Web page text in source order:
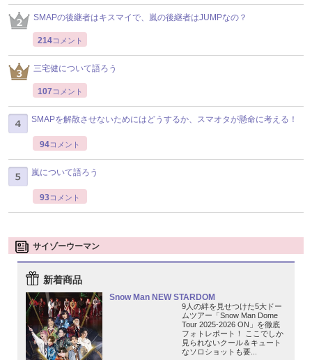
SMAPの後継者はキスマイで、嵐の後継者はJUMPなの？
214コメント
三宅健について語ろう
107 コメント
SMAPを解散させないためにはどうするか、スマオタが懸命に考える！
94コメント
嵐について語ろう
93コメント
サイゾーウーマン
新着商品
Snow Man NEW STARDOM
9人の絆を見せつけた5大ドー
ムツアー「Snow Man Dome
Tour 2025-2026 ON」を徹底
フォトレポート！ ここでしか
見られないクール＆キュート
なソロショットも要...